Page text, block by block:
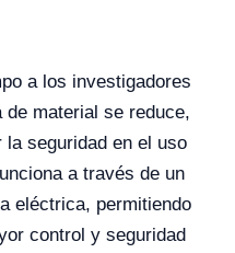
a los investigadores
de material se reduce,
la seguridad en el uso
a través de un
eléctrica, permitiendo
control y seguridad